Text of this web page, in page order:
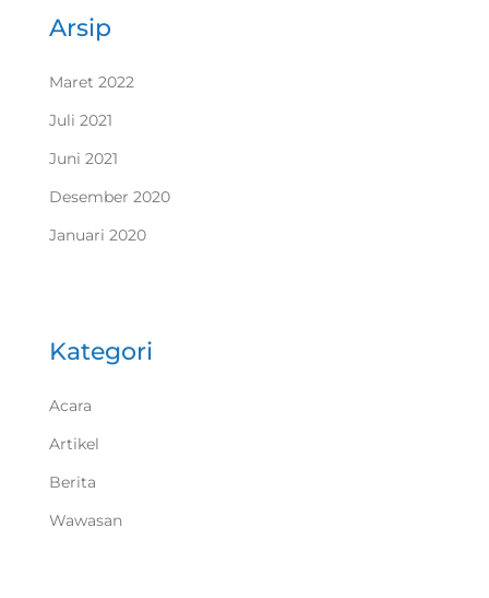
Arsip
Maret 2022
Juli 2021
Juni 2021
Desember 2020
Januari 2020
Kategori
Acara
Artikel
Berita
Wawasan